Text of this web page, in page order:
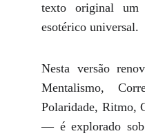
texto original um
esotérico universal.
Nesta versão
Mentalismo,
Polaridade, Ritmo,
— é explorado sob